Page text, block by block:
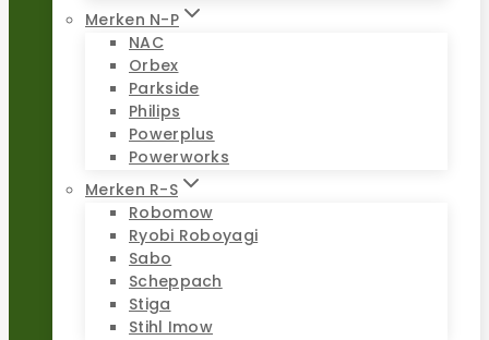
Merken N-P
NAC
Orbex
Parkside
Philips
Powerplus
Powerworks
Merken R-S
Robomow
Ryobi Roboyagi
Sabo
Scheppach
Stiga
Stihl Imow